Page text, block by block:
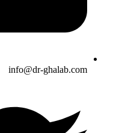
info@dr-ghalab.com